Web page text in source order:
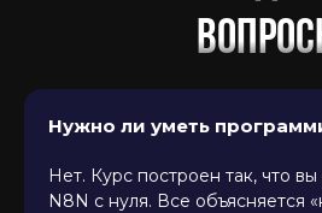
Нужно ли уметь
Нет. Курс построен так, что
N8N с нуля. Все объясняется